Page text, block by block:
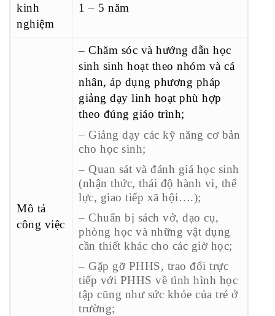
kinh
nghiệm
1 – 5 năm
Mô tả
công việc
– Chăm sóc và hướng dẫn học
sinh sinh hoạt theo nhóm và cá
nhân, áp dụng phương pháp
giảng dạy linh hoạt phù hợp
theo đúng giáo trình;
– Giảng dạy các kỹ năng cơ bản
cho học sinh;
– Quan sát và đánh giá học sinh
(nhận thức, thái độ hành vi, thể
lực, giao tiếp xã hội….);
– Chuẩn bị sách vở, đạo cụ,
phòng học và những vật dụng
cần thiết khác cho các giờ học;
– Gặp gỡ PHHS, trao đổi trực
tiếp với PHHS về tình hình học
tập cũng như sức khỏe của trẻ ở
trường;